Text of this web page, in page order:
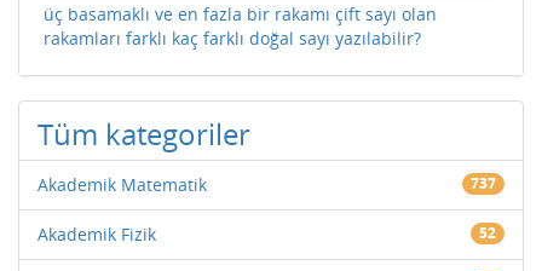
üç basamaklı ve en fazla bir rakamı çift sayı olan
rakamları farklı kaç farklı doğal sayı yazılabilir?
Tüm kategoriler
Akademik Matematik 737
Akademik Fizik 52